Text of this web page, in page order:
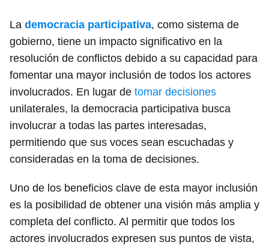
La democracia participativa, como sistema de
gobierno, tiene un impacto significativo en la
resolución de conflictos debido a su capacidad para
fomentar una mayor inclusión de todos los actores
involucrados. En lugar de tomar decisiones
unilaterales, la democracia participativa busca
involucrar a todas las partes interesadas,
permitiendo que sus voces sean escuchadas y
consideradas en la toma de decisiones.
Uno de los beneficios clave de esta mayor inclusión
es la posibilidad de obtener una visión más amplia y
completa del conflicto. Al permitir que todos los
actores involucrados expresen sus puntos de vista,